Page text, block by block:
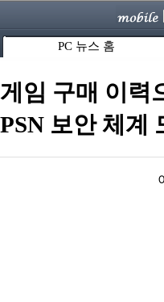
PC 뉴스 홈
게임 구매 이력
PSN 보안 체계